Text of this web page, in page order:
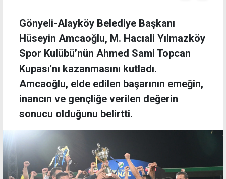
Gönyeli-Alayköy Belediye Başkanı
Hüseyin Amcaoğlu, M. Hacıali Yılmazköy
Spor Kulübü’nün Ahmed Sami Topcan
Kupası'nı kazanmasını kutladı.
Amcaoğlu, elde edilen başarının emeğin,
inancın ve gençliğe verilen değerin
sonucu olduğunu belirtti.